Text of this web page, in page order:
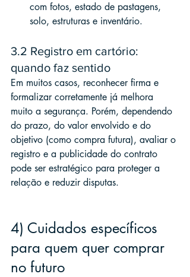
com fotos, estado de pastagens,
solo, estruturas e inventário.
3.2 Registro em cartório:
quando faz sentido
Em muitos casos, reconhecer firma e
formalizar corretamente já melhora
muito a segurança. Porém, dependendo
do prazo, do valor envolvido e do
objetivo (como compra futura), avaliar o
registro e a publicidade do contrato
pode ser estratégico para proteger a
relação e reduzir disputas.
4) Cuidados específicos
para quem quer comprar
no futuro